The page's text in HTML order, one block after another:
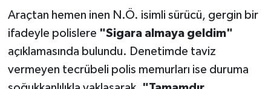
Araçtan hemen inen N.Ö. isimli sürücü, gergin bir
ifadeyle polislere "Sigara almaya geldim"
açıklamasında bulundu. Denetimde taviz
vermeyen tecrübeli polis memurları ise duruma